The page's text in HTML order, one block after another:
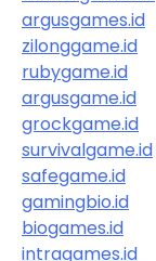
argusgames.id
zilonggame.id
rubygame.id
argusgame.id
grockgame.id
survivalgame.id
safegame.id
gamingbio.id
biogames.id
intragames.id